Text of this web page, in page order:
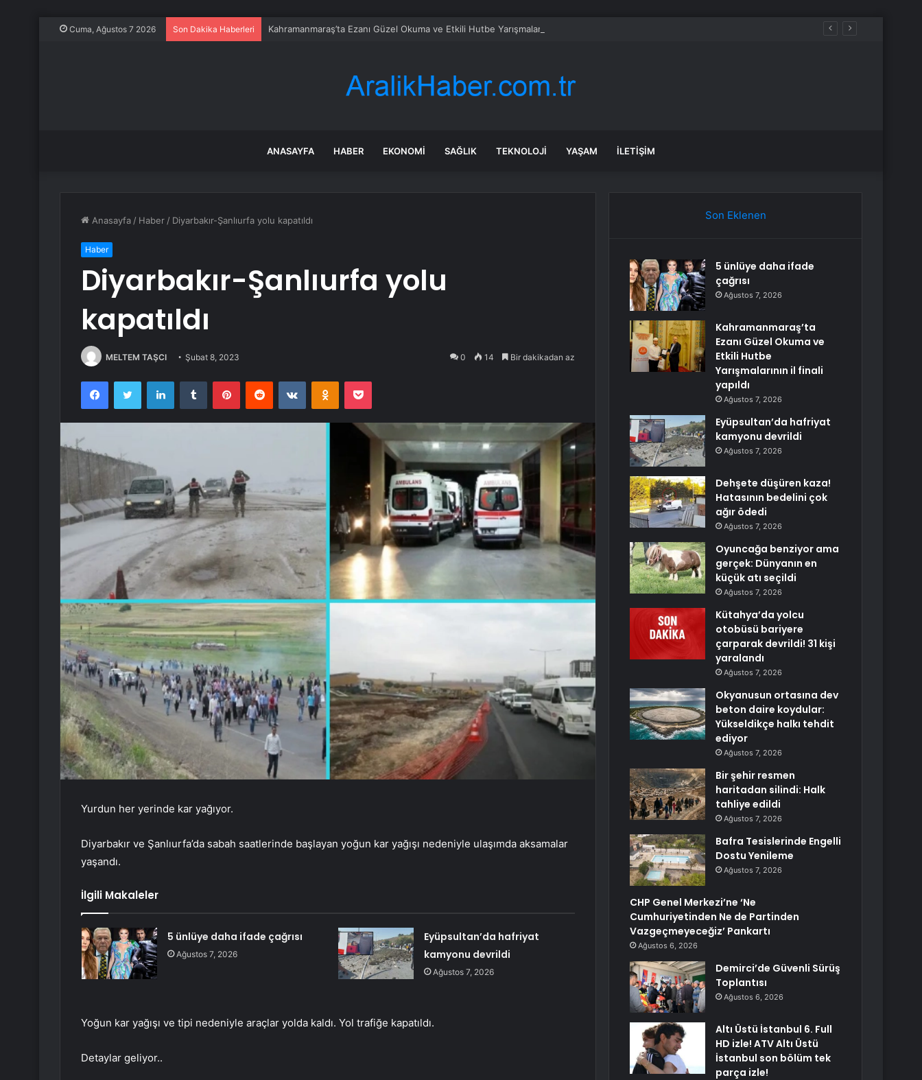
Cuma, Ağustos 7 2026 Son Dakika Haberleri Kahramanmaraş’ta Ezanı Güzel Okuma ve Etkili Hutbe Yarışmalarının il finali yapıldı
ANASAYFA HABER EKONOMI SAĞLIK TEKNOLOJI YAŞAM İLETIŞIM
Anasayfa / Haber / Diyarbakır-Şanlıurfa yolu kapatıldı
Haber
Diyarbakır-Şanlıurfa yolu
kapatıldı
MELTEM TAŞCI Şubat 8, 2023 0 14 Bir dakikadan az
FacebookTwitter LinkedInTumblr PinterestReddit VKontakteOdnoklassniki
Pocket
Yurdun her yerinde kar yağıyor.
Diyarbakır ve Şanlıurfa’da sabah saatlerinde başlayan yoğun kar yağışı nedeniyle ulaşımda aksamalar
yaşandı.
İlgili Makaleler
5 ünlüye daha ifade çağrısı
Ağustos 7, 2026
Eyüpsultan’da hafriyat
kamyonu devrildi
Ağustos 7, 2026
Yoğun kar yağışı ve tipi nedeniyle araçlar yolda kaldı. Yol trafiğe kapatıldı.
Detaylar geliyor..
Son Eklenen
5 ünlüye daha ifade
çağrısı
Ağustos 7, 2026
Kahramanmaraş’ta
Ezanı Güzel Okuma ve
Etkili Hutbe
Yarışmalarının il finali
yapıldı
Ağustos 7, 2026
Eyüpsultan’da hafriyat
kamyonu devrildi
Ağustos 7, 2026
Dehşete düşüren kaza!
Hatasının bedelini çok
ağır ödedi
Ağustos 7, 2026
Oyuncağa benziyor ama
gerçek: Dünyanın en
küçük atı seçildi
Ağustos 7, 2026
Kütahya’da yolcu
otobüsü bariyere
çarparak devrildi! 31 kişi
yaralandı
Ağustos 7, 2026
Okyanusun ortasına dev
beton daire koydular:
Yükseldikçe halkı tehdit
ediyor
Ağustos 7, 2026
Bir şehir resmen
haritadan silindi: Halk
tahliye edildi
Ağustos 7, 2026
Bafra Tesislerinde Engelli
Dostu Yenileme
Ağustos 7, 2026
CHP Genel Merkezi’ne ‘Ne
Cumhuriyetinden Ne de Partinden
Vazgeçmeyeceğiz’ Pankartı
Ağustos 6, 2026
Demirci’de Güvenli Sürüş
Toplantısı
Ağustos 6, 2026
Altı Üstü İstanbul 6. Full
HD izle! ATV Altı Üstü
İstanbul son bölüm tek
parça izle!